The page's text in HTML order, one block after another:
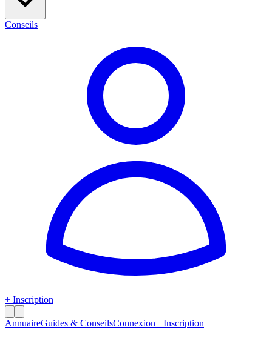
Conseils
+ Inscription
AnnuaireGuides & ConseilsConnexion+ Inscription